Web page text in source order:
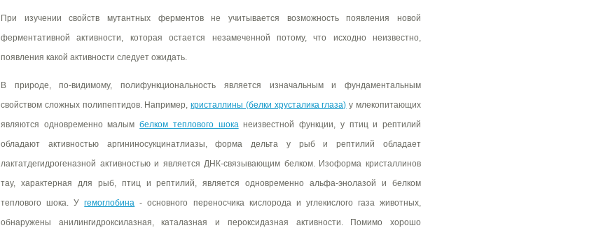
При изучении свойств мутантных ферментов не учитывается возможность появления новой
ферментативной активности, которая остается незамеченной потому, что исходно неизвестно,
появления какой активности следует ожидать.
В природе, по-видимому, полифункциональность является изначальным и фундаментальным
свойством сложных полипептидов. Например,кристаллины (белки хрусталика глаза) у млекопитающих
являются одновременно малымбелком теплового шоканеизвестной функции, у птиц и рептилий
обладают активностью аргининосукцинатлиазы, форма дельта у рыб и рептилий обладает
лактатдегидрогеназной активностью и является ДНК-связывающим белком. Изоформа кристаллинов
тау, характерная для рыб, птиц и рептилий, является одновременно альфа-энолазой и белком
теплового шока. Угемоглобина - основного переносчика кислорода и углекислого газа животных,
обнаружены анилингидроксилазная, каталазная и пероксидазная активности. Помимо хорошо